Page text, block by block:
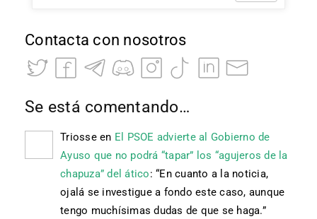
Contacta con nosotros
Se está comentando…
Triosseen El PSOE advierte al Gobierno de
Ayuso que no podrá “tapar” los “agujeros de la
chapuza” del ático: “En cuanto a la noticia,
ojalá se investigue a fondo este caso, aunque
tengo muchísimas dudas de que se haga.”